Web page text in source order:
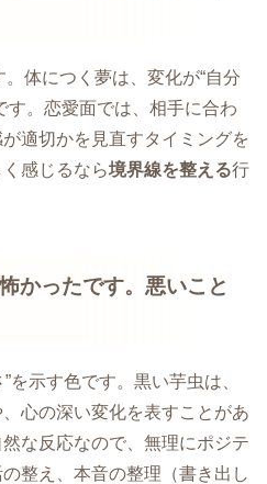
体につく夢は、変化が“自分
す。恋愛面では、相手に合わ
適切かを見直すタイミングを
感じるなら境界線を整える行
かったです。悪いこと
を示す色です。黒い芋虫は、
心の深い変化を表すことがあ
な反応なので、無理にポジテ
整え、本音の整理（書き出し